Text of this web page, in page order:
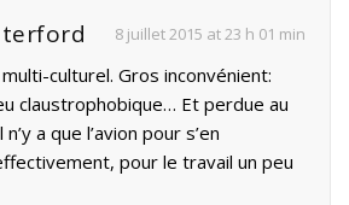
8 juillet 2015 at 23 h 01 min
culturel. Gros inconvénient:
claustrophobique… Et perdue au
a que l’avion pour s’en
pour le travail un peu